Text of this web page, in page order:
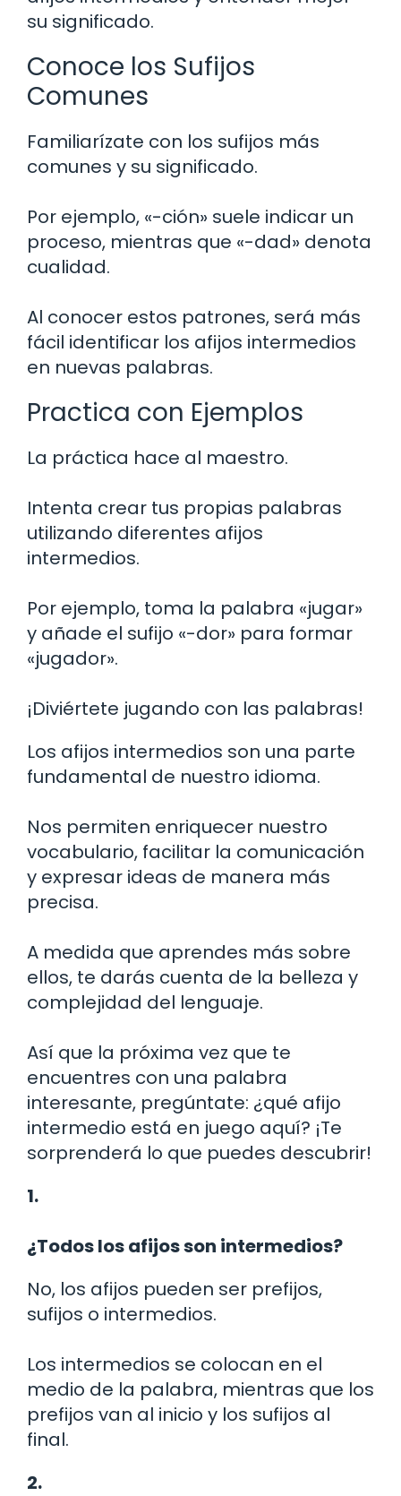
su significado.
Conoce los Sufijos
Comunes
Familiarízate con los sufijos más
comunes y su significado.
Por ejemplo, «-ción» suele indicar un
proceso, mientras que «-dad» denota
cualidad.
Al conocer estos patrones, será más
fácil identificar los afijos intermedios
en nuevas palabras.
Practica con Ejemplos
La práctica hace al maestro.
Intenta crear tus propias palabras
utilizando diferentes afijos
intermedios.
Por ejemplo, toma la palabra «jugar»
y añade el sufijo «-dor» para formar
«jugador».
¡Diviértete jugando con las palabras!
Los afijos intermedios son una parte
fundamental de nuestro idioma.
Nos permiten enriquecer nuestro
vocabulario, facilitar la comunicación
y expresar ideas de manera más
precisa.
A medida que aprendes más sobre
ellos, te darás cuenta de la belleza y
complejidad del lenguaje.
Así que la próxima vez que te
encuentres con una palabra
interesante, pregúntate: ¿qué afijo
intermedio está en juego aquí? ¡Te
sorprenderá lo que puedes descubrir!
1.
¿Todos los afijos son intermedios?
No, los afijos pueden ser prefijos,
sufijos o intermedios.
Los intermedios se colocan en el
medio de la palabra, mientras que los
prefijos van al inicio y los sufijos al
final.
2.